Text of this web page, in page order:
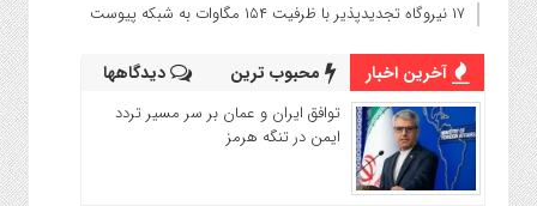
۱۷ نیروگاه تجدیدپذیر با ظرفیت ۱۵۴ مگاوات به شبکه پیوست
آخرین اخبار محبوب ترین دیدگاهها
توافق ایران و عمان بر سر مسیر تردد
ایمن در تنگه هرمز